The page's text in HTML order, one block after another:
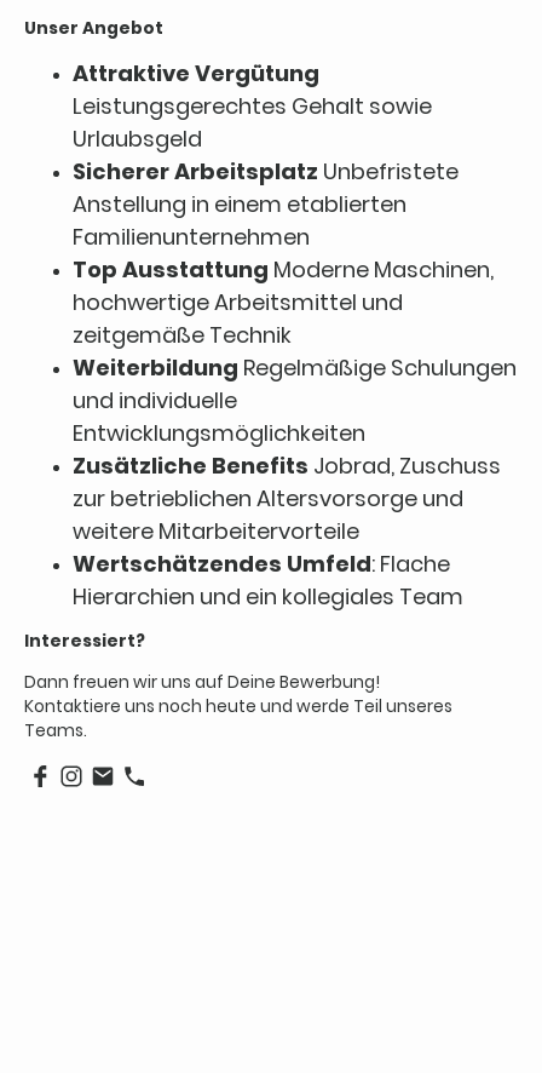
Unser Angebot
Attraktive Vergütung
Leistungsgerechtes Gehalt sowie
Urlaubsgeld
Sicherer Arbeitsplatz Unbefristete
Anstellung in einem etablierten
Familienunternehmen
Top Ausstattung Moderne Maschinen,
hochwertige Arbeitsmittel und
zeitgemäße Technik
Weiterbildung Regelmäßige Schulungen
und individuelle
Entwicklungsmöglichkeiten
Zusätzliche Benefits Jobrad, Zuschuss
zur betrieblichen Altersvorsorge und
weitere Mitarbeitervorteile
Wertschätzendes Umfeld: Flache
Hierarchien und ein kollegiales Team
Interessiert?
Dann freuen wir uns auf Deine Bewerbung!
Kontaktiere uns noch heute und werde Teil unseres
Teams.